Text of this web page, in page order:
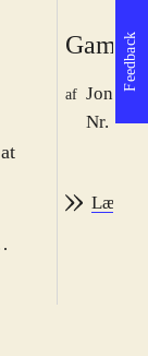
Game
af Jonas
Nr.
Læs
Feedback